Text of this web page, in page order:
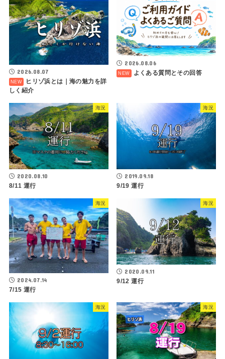
2026.08.07
ヒリゾ浜とは｜海の魅力を詳
しく紹介
2026.08.06
よくある質問とその回答
海況
2020.08.10
8/11 運行
海況
2019.09.18
9/19 運行
海況
2024.07.14
7/15 運行
海況
2020.09.11
9/12 運行
海況 海況